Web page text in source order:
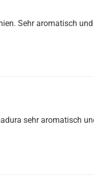
Sehr aromatisch und
sehr aromatisch